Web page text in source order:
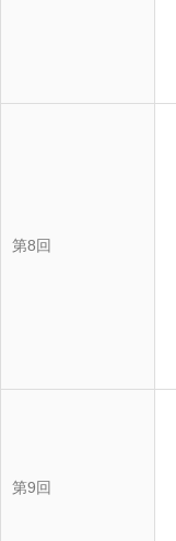
第8回
第9回